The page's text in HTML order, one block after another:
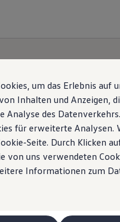
um das Erlebnis auf
Inhalten und Anzeigen,
Analyse des
für erweiterte
Seite. Durch Klicken
von uns verwendeten
Informationen zum
anzeigen
Sondermodell UNITED